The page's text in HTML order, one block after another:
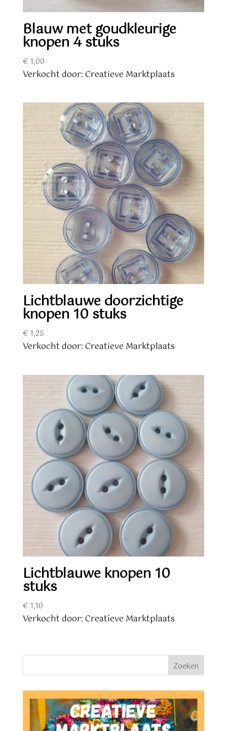
Blauw met goudkleurige
knopen 4 stuks
€1,00
Verkocht door: Creatieve Marktplaats
Lichtblauwe doorzichtige
knopen 10 stuks
€1,25
Verkocht door: Creatieve Marktplaats
Lichtblauwe knopen 10
stuks
€1,10
Verkocht door: Creatieve Marktplaats
Zoeken